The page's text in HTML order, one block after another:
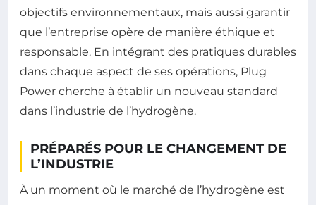
objectifs environnementaux, mais aussi garantir
que l’entreprise opère de manière éthique et
responsable. En intégrant des pratiques durables
dans chaque aspect de ses opérations, Plug
Power cherche à établir un nouveau standard
dans l’industrie de l’hydrogène.
PRÉPARÉS POUR LE CHANGEMENT DE
L’INDUSTRIE
À un moment où le marché de l’hydrogène est